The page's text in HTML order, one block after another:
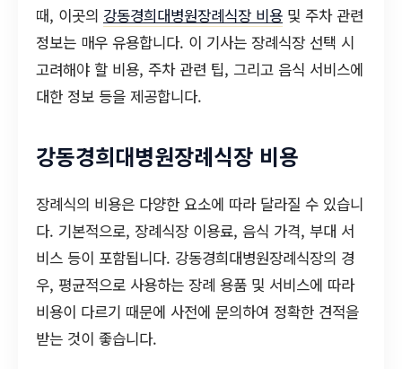
때, 이곳의 강동경희대병원장례식장 비용 및 주차 관련
정보는 매우 유용합니다. 이 기사는 장례식장 선택 시
고려해야 할 비용, 주차 관련 팁, 그리고 음식 서비스에
대한 정보 등을 제공합니다.
강동경희대병원장례식장 비용
장례식의 비용은 다양한 요소에 따라 달라질 수 있습니
다. 기본적으로, 장례식장 이용료, 음식 가격, 부대 서
비스 등이 포함됩니다. 강동경희대병원장례식장의 경
우, 평균적으로 사용하는 장례 용품 및 서비스에 따라
비용이 다르기 때문에 사전에 문의하여 정확한 견적을
받는 것이 좋습니다.